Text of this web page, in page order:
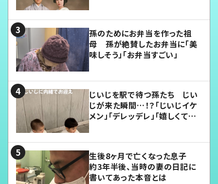
孫のためにお弁当を作った祖
母 孫が絶賛したお弁当に「美
味しそう」「お弁当すごい」
じいじを駅で待つ孫たち じい
じが来た瞬間…！？「じいじイケ
メン」「デレッデレ」「嬉しくて可
生後8ヶ月で亡くなった息子
約3年半後、当時の妻の日記に
書いてあった本音とは